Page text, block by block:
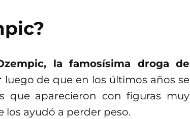
la famosísima droga de
luego de que en los últimos años se
que aparecieron con figuras muy
los ayudó a perder peso.